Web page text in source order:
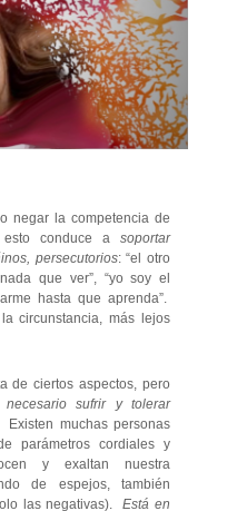
negar la competencia de
conduce a soportar
persecutorios: “el otro
que ver”, “yo soy el
hasta que aprenda”.
circunstancia, más lejos
de ciertos aspectos, pero
necesario sufrir y tolerar
. Existen muchas personas
parámetros cordiales y
y exaltan nuestra
de espejos, también
las negativas).Está en